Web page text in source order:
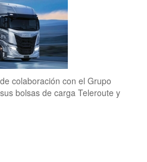
colaboración con el Grupo
bolsas de carga Teleroute y